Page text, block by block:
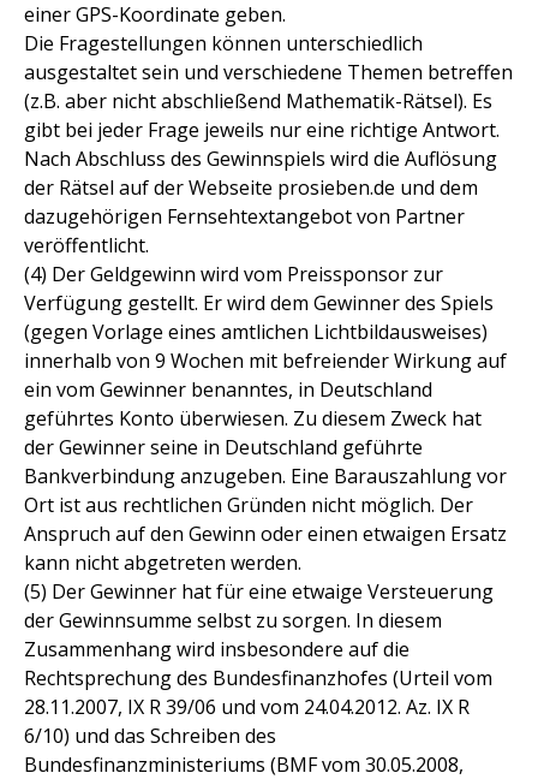
einer GPS-Koordinate geben.
Die Fragestellungen können unterschiedlich
ausgestaltet sein und verschiedene Themen betreffen
(z.B. aber nicht abschließend Mathematik-Rätsel). Es
gibt bei jeder Frage jeweils nur eine richtige Antwort.
Nach Abschluss des Gewinnspiels wird die Auflösung
der Rätsel auf der Webseite prosieben.de und dem
dazugehörigen Fernsehtextangebot von Partner
veröffentlicht.
(4) Der Geldgewinn wird vom Preissponsor zur
Verfügung gestellt. Er wird dem Gewinner des Spiels
(gegen Vorlage eines amtlichen Lichtbildausweises)
innerhalb von 9 Wochen mit befreiender Wirkung auf
ein vom Gewinner benanntes, in Deutschland
geführtes Konto überwiesen. Zu diesem Zweck hat
der Gewinner seine in Deutschland geführte
Bankverbindung anzugeben. Eine Barauszahlung vor
Ort ist aus rechtlichen Gründen nicht möglich. Der
Anspruch auf den Gewinn oder einen etwaigen Ersatz
kann nicht abgetreten werden.
(5) Der Gewinner hat für eine etwaige Versteuerung
der Gewinnsumme selbst zu sorgen. In diesem
Zusammenhang wird insbesondere auf die
Rechtsprechung des Bundesfinanzhofes (Urteil vom
28.11.2007, IX R 39/06 und vom 24.04.2012. Az. IX R
6/10) und das Schreiben des
Bundesfinanzministeriums (BMF vom 30.05.2008,